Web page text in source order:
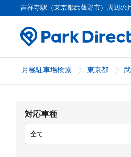
吉祥寺駅（東京都武蔵野市）周辺の
月極駐車場検索 東京都
対応車種